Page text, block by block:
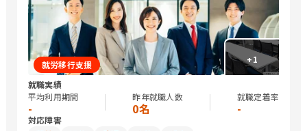
+1
就労移行支援
就職実績
平均利用期間
-
昨年就職人数
0名
就職定着率
-
対応障害